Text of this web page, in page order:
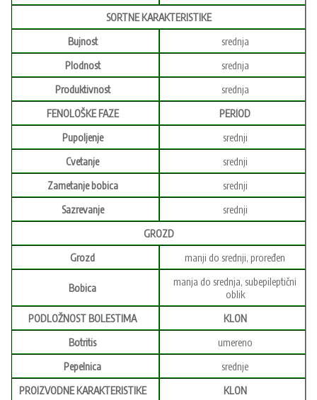
SORTNE KARAKTERISTIKE
Bujnost
srednja
Plodnost
srednja
Produktivnost
srednja
FENOLOŠKE FAZE
PERIOD
Pupoljenje
srednji
Cvetanje
srednji
Zametanje bobica
srednji
Sazrevanje
srednji
GROZD
Grozd
manji do srednji, proređen
Bobica
manja do srednja, subepileptični
oblik
PODLOŽNOST BOLESTIMA
KLON
Botritis
umereno
Pepelnica
srednje
PROIZVODNE KARAKTERISTIKE
KLON